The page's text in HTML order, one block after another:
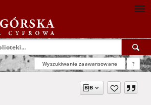
Wyszukiwanie zaawansowane ?